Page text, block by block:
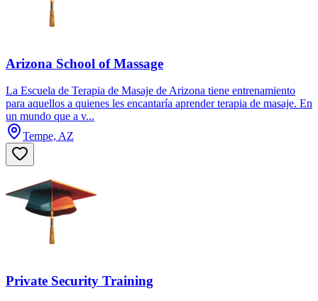
Arizona School of Massage
La Escuela de Terapia de Masaje de Arizona tiene entrenamiento
para aquellos a quienes les encantaría aprender terapia de masaje. En
un mundo que a v...
Tempe, AZ
Private Security Training